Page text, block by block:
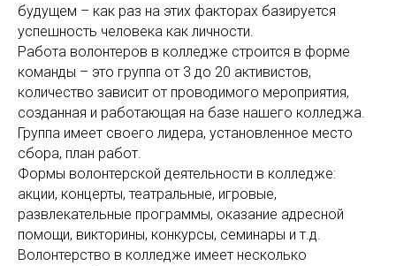
будущем – как раз на этих факторах базируется
успешность человека как личности.
Работа волонтеров в колледже строится в форме
команды – это группа от 3 до 20 активистов,
количество зависит от проводимого мероприятия,
созданная и работающая на базе нашего колледжа.
Группа имеет своего лидера, установленное место
сбора, план работ.
Формы волонтерской деятельности в колледже:
акции, концерты, театральные, игровые,
развлекательные программы, оказание адресной
помощи, викторины, конкурсы, семинары и т.д.
Волонтерство в колледже имеет несколько